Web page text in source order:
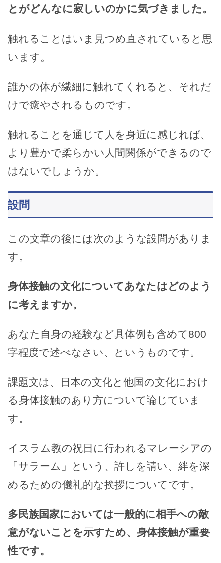
とがどんなに寂しいのかに気づきました。
触れることはいま見つめ直されていると思
います。
誰かの体が繊細に触れてくれると、それだ
けで癒やされるものです。
触れることを通じて人を身近に感じれば、
より豊かで柔らかい人間関係ができるので
はないでしょうか。
設問
この文章の後には次のような設問がありま
す。
身体接触の文化についてあなたはどのよう
に考えますか。
あなた自身の経験など具体例も含めて800
字程度で述べなさい、というものです。
課題文は、日本の文化と他国の文化におけ
る身体接触のあり方について論じていま
す。
イスラム教の祝日に行われるマレーシアの
「サラーム」という、許しを請い、絆を深
めるための儀礼的な挨拶についてです。
多民族国家においては一般的に相手への敵
意がないことを示すため、身体接触が重要
性です。